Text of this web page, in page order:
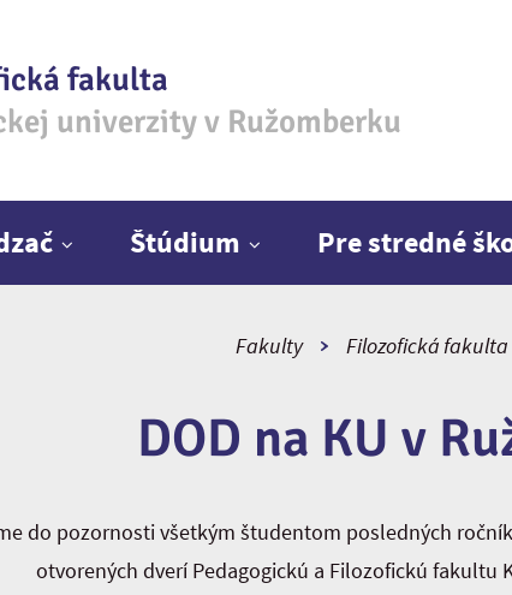
fakulta
univerzity v Ružomberku
Štúdium Pre stredné
Fakulty Filozofická fakulta
DOD na KU v
do pozornosti všetkým študentom posledných
otvorených dverí Pedagogickú a Filozofickú fakultu